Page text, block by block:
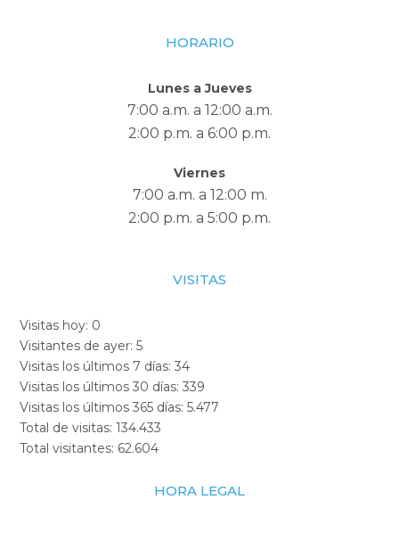
HORARIO
Lunes a Jueves
7:00 a.m. a 12:00 a.m.
2:00 p.m. a 6:00 p.m.
Viernes
7:00 a.m. a 12:00 m.
2:00 p.m. a 5:00 p.m.
VISITAS
Visitas hoy: 0
Visitantes de ayer:5
Visitas los últimos 7 días:34
Visitas los últimos 30 días:339
Visitas los últimos 365 días:5.477
Total de visitas:134.433
Total visitantes: 62.604
HORA LEGAL